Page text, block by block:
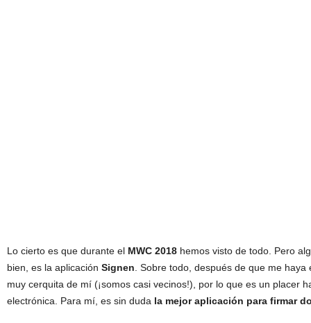
Lo cierto es que durante el MWC 2018 hemos visto de todo. Pero
bien, es la aplicación Signen . Sobre todo, después de que me
muy cerquita de mí (¡somos casi vecinos!), por lo que es un placer
electrónica. Para mí, es sin duda la mejor aplicación para firmar